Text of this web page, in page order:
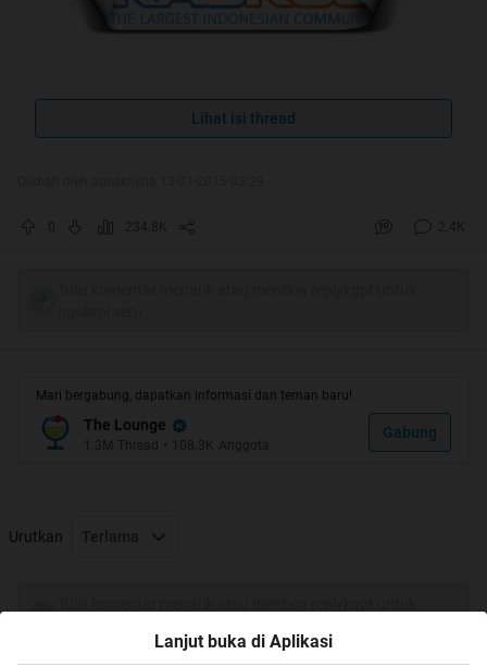
Lihat isi thread
234.8K 2.4K
Mari bergabung, dapatkan informasi dan teman baru!
The Lounge
1.3M Thread • 108.3K Anggota
Gabung
Urutkan Terlama
Lanjut buka di Aplikasi